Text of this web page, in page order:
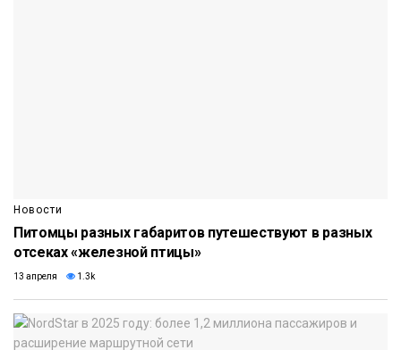
Новости
Питомцы разных габаритов путешествуют в разных
отсеках «железной птицы»
13 апреля 1.3k